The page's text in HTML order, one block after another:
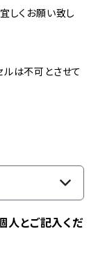
しくお願い致し
は不可とさせて
人とご記入くだ